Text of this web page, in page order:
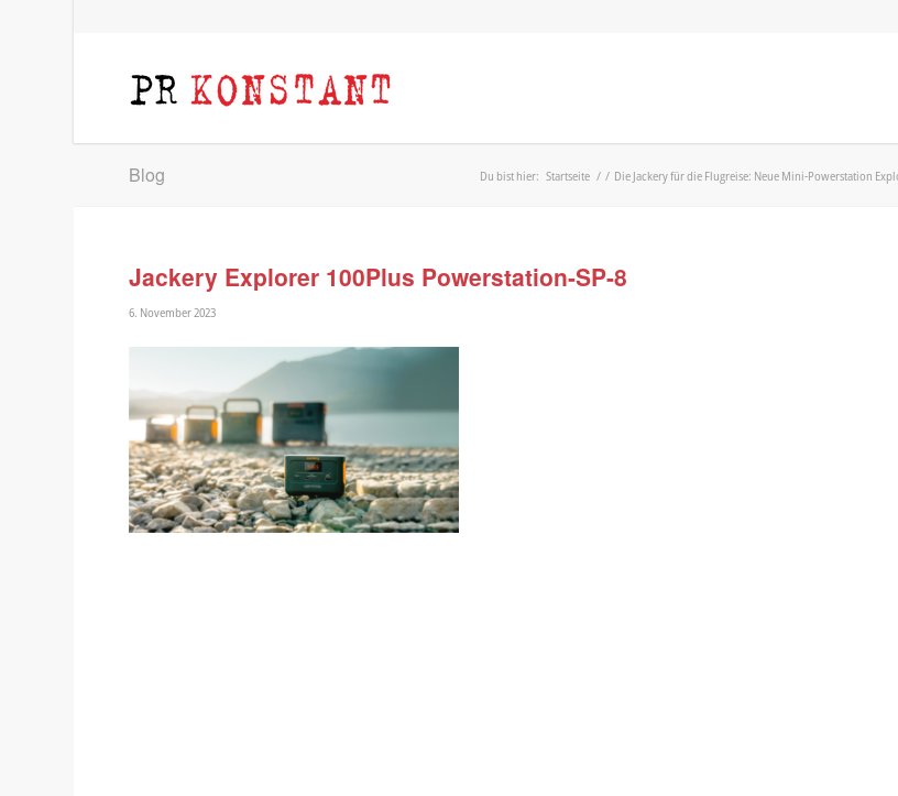
Blog Du bist hier: Startseite / / Die Jackery für die Flugreise: Neue Mini-Powerstation
Jackery Explorer 100Plus Powerstation-SP-8
6. November 2023